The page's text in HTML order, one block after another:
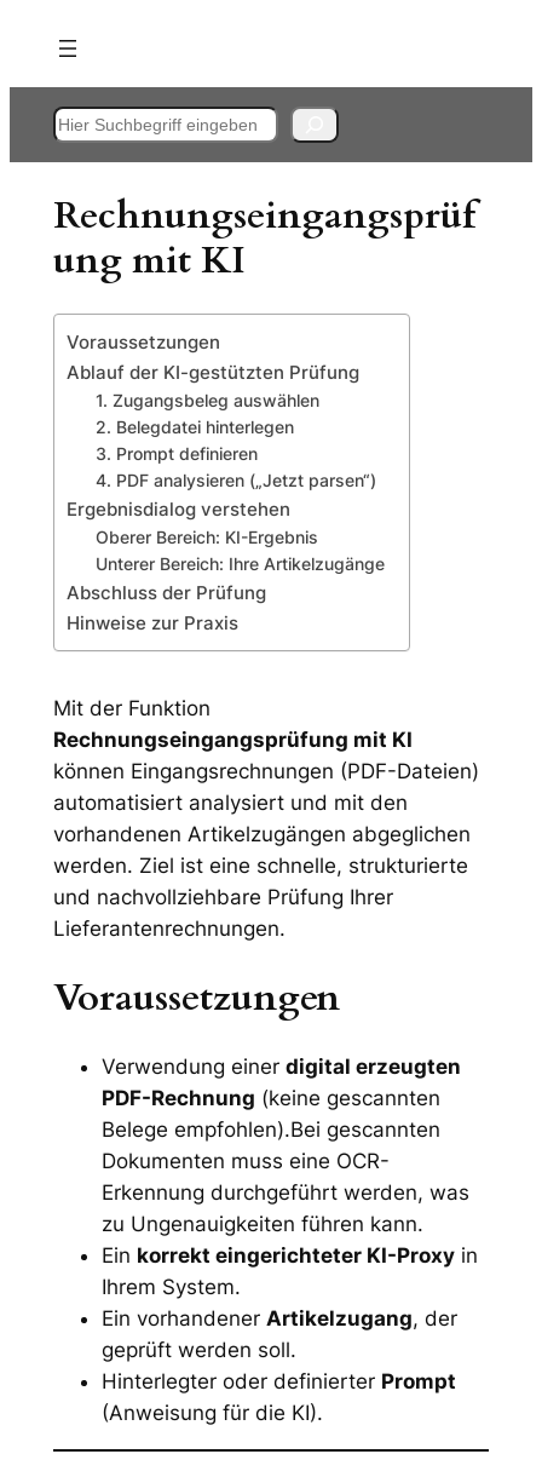
Inhalt
springen
Suchen
Rechnungseingangsprüf
ung mit KI
Voraussetzungen
Ablauf der KI-gestützten Prüfung
1. Zugangsbeleg auswählen
2. Belegdatei hinterlegen
3. Prompt definieren
4. PDF analysieren („Jetzt parsen“)
Ergebnisdialog verstehen
Oberer Bereich: KI-Ergebnis
Unterer Bereich: Ihre Artikelzugänge
Abschluss der Prüfung
Hinweise zur Praxis
Mit der Funktion
Rechnungseingangsprüfung mit KI
können Eingangsrechnungen (PDF-Dateien)
automatisiert analysiert und mit den
vorhandenen Artikelzugängen abgeglichen
werden. Ziel ist eine schnelle, strukturierte
und nachvollziehbare Prüfung Ihrer
Lieferantenrechnungen.
Voraussetzungen
Verwendung einer digital erzeugten
PDF-Rechnung (keine gescannten
Belege empfohlen).Bei gescannten
Dokumenten muss eine OCR-
Erkennung durchgeführt werden, was
zu Ungenauigkeiten führen kann.
Ein korrekt eingerichteter KI-Proxyin
Ihrem System.
Ein vorhandener Artikelzugang, der
geprüft werden soll.
Hinterlegter oder definierter Prompt
(Anweisung für die KI).